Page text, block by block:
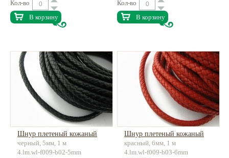
Кол-во
В корзину
Кол-во
В корзину
Шнур плетеный кожаный
черный, 5мм, 1 м
4.lm.wl-f009-b02-5mm
Шнур плетеный кожаный
красный, 6мм, 1 м
4.lm.wl-f009-b03-6mm